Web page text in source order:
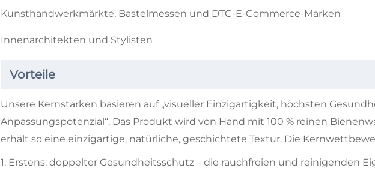
Kunsthandwerkmärkte, Bastelmessen und DTC-E-Commerce-Marken
Innenarchitekten und Stylisten
Vorteile
Unsere Kernstärken basieren auf „visueller Einzigartigkeit, höchsten
Anpassungspotenzial“. Das Produkt wird von Hand mit 100 % reinen
erhält so eine einzigartige, natürliche, geschichtete Textur. Die
1. Erstens: doppelter Gesundheitsschutz – die rauchfreien und reinigenden